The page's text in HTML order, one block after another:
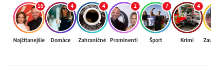
16
Najčítanejšie
4
Domáce
4
Zahraničné
2
Prominenti
7
Šport
4
Krimi